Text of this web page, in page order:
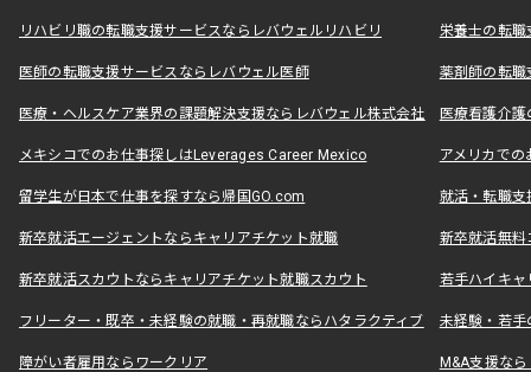
リハビリ職の転職支援サービスならレバウェルリハビリ 栄養士の転
医師の転職支援サービスならレバウェル医師 薬剤師の転
医療・ヘルスケア業界の課題解決支援ならレバウェル株式会社 医療看護介
メキシコでのお仕事探しはLeverages Career Mexico アメリカで
留学生が日本で仕事を探すなら帰国GO.com 就活・転職
新卒就活エージェントならキャリアチケット就職 新卒就活無料
新卒就活スカウトならキャリアチケット就職スカウト 若手ハイキ
フリーター・既卒・未経験の就職・再就職ならハタラクティブ 未経験・若手
障がい者雇用ならワークリア M&A支援な